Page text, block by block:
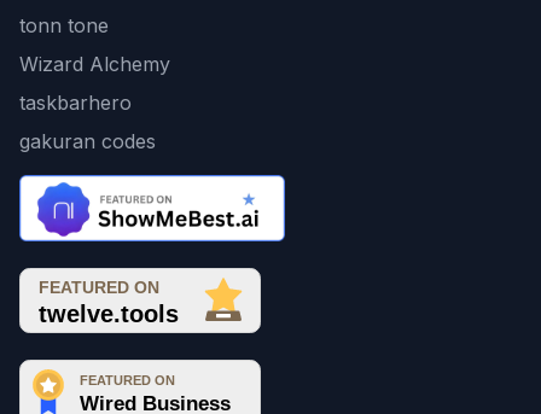
tonn tone
Wizard Alchemy
taskbarhero
gakuran codes